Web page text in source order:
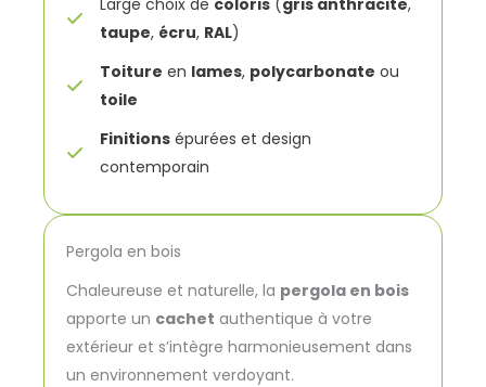
taupe, écru, RAL)
Toiture en lames, polycarbonate ou
toile
Finitions épurées et design
contemporain
Pergola en bois
Chaleureuse et naturelle, la pergola en bois
apporte un cachet authentique à votre
extérieur et s’intègre harmonieusement dans
un environnement verdoyant.